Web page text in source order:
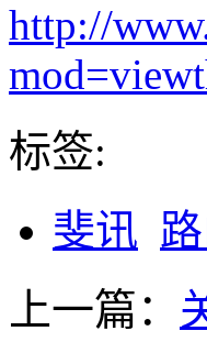
http://
标签:
斐讯
上一篇：